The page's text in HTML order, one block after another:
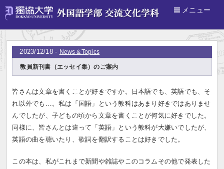
メニュー
2023/12/18 - News＆Topics
教員新刊書（エッセイ集）のご案内
皆さんは文章を書くことが好きですか。日本語でも、英語でも、そ
れ以外でも…。私は「国語」という教科はあまり好きではありませ
んでしたが、子どもの頃から文章を書くことが何気に好きでした。
同様に、皆さんとは違って「英語」という教科が大嫌いでしたが、
英語の曲を聴いたり、歌詞を翻訳することは好きでした。
この本は、私がこれまで新聞や雑誌やこのコラムその他で発表した